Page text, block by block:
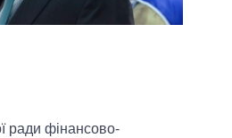
ради фінансово-